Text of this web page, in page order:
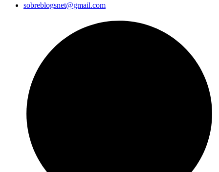
sobreblogsnet@gmail.com